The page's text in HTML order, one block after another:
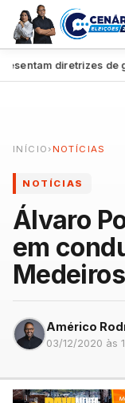
diretrizes de
INÍCIO › NOTÍCIAS
NOTÍCIAS
Álvaro
em
Medeiros
Américo
03/12/2020 às